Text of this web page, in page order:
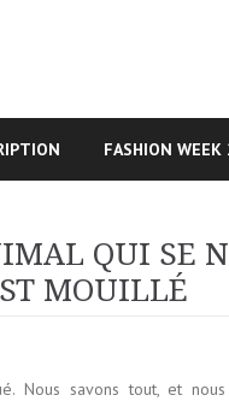
FASHION
QUI SE
MOUILLÉ
Nous savons tout, et